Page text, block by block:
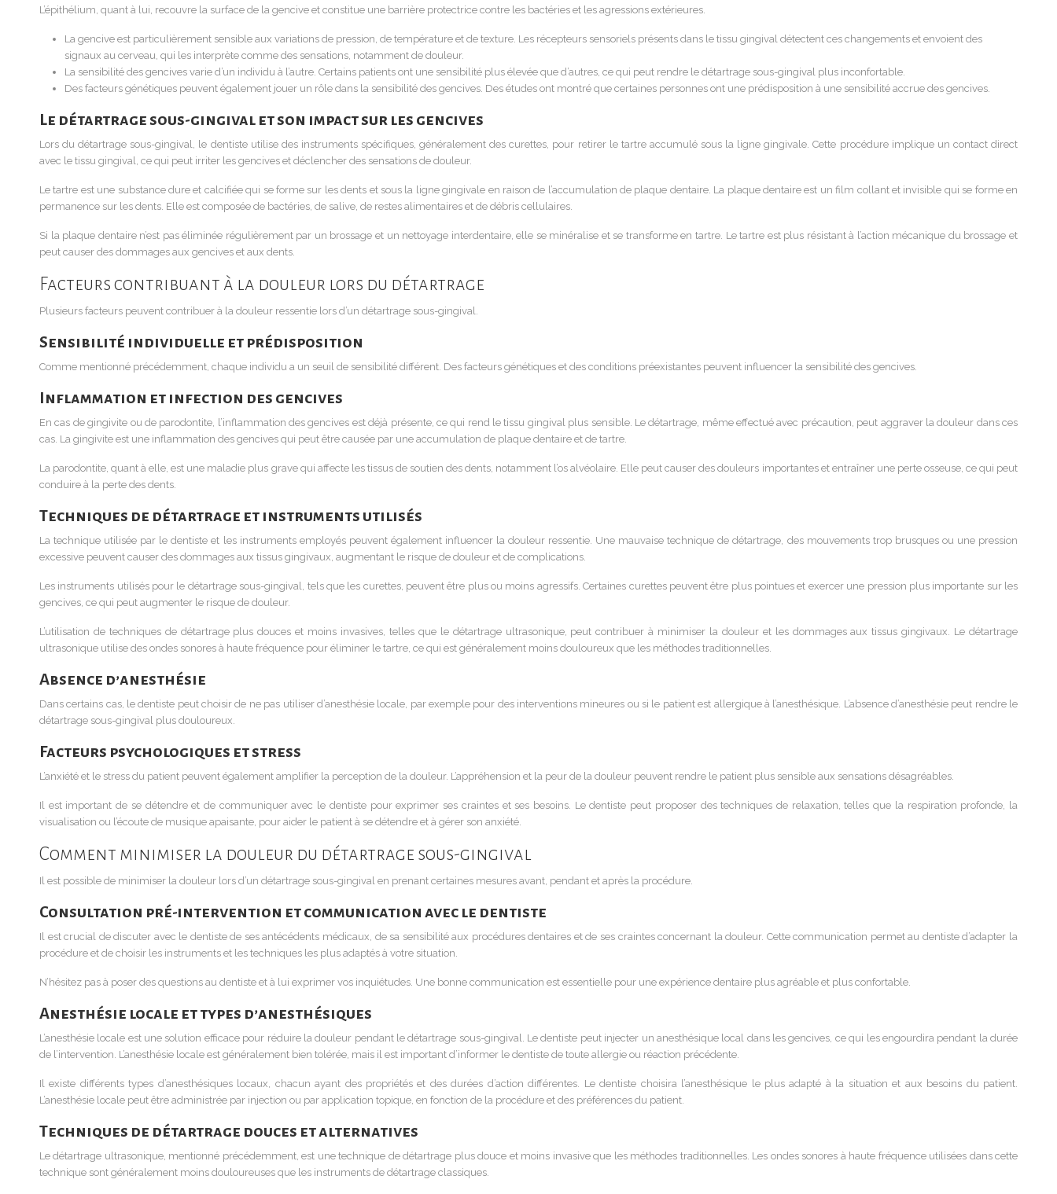
L’épithélium, quant à lui, recouvre la surface de la gencive et constitue une barrière protectrice contre les bactéries et les agressions extérieures.
La gencive est particulièrement sensible aux variations de pression, de température et de texture. Les récepteurs sensoriels présents dans le tissu gingival détectent ces changements et envoient des
signaux au cerveau, qui les interprète comme des sensations, notamment de douleur.
La sensibilité des gencives varie d’un individu à l’autre. Certains patients ont une sensibilité plus élevée que d’autres, ce qui peut rendre le détartrage sous-gingival plus inconfortable.
Des facteurs génétiques peuvent également jouer un rôle dans la sensibilité des gencives. Des études ont montré que certaines personnes ont une prédisposition à une sensibilité accrue des gencives.
Le détartrage sous-gingival et son impact sur les gencives
Lors du détartrage sous-gingival, le dentiste utilise des instruments spécifiques, généralement des curettes, pour retirer le tartre accumulé sous la ligne gingivale. Cette procédure implique un contact direct
avec le tissu gingival, ce qui peut irriter les gencives et déclencher des sensations de douleur.
Le tartre est une substance dure et calcifiée qui se forme sur les dents et sous la ligne gingivale en raison de l’accumulation de plaque dentaire. La plaque dentaire est un film collant et invisible qui se forme en
permanence sur les dents. Elle est composée de bactéries, de salive, de restes alimentaires et de débris cellulaires.
Si la plaque dentaire n’est pas éliminée régulièrement par un brossage et un nettoyage interdentaire, elle se minéralise et se transforme en tartre. Le tartre est plus résistant à l’action mécanique du brossage et
peut causer des dommages aux gencives et aux dents.
Facteurs contribuant à la douleur lors du détartrage
Plusieurs facteurs peuvent contribuer à la douleur ressentie lors d’un détartrage sous-gingival.
Sensibilité individuelle et prédisposition
Comme mentionné précédemment, chaque individu a un seuil de sensibilité différent. Des facteurs génétiques et des conditions préexistantes peuvent influencer la sensibilité des gencives.
Inflammation et infection des gencives
En cas de gingivite ou de parodontite, l’inflammation des gencives est déjà présente, ce qui rend le tissu gingival plus sensible. Le détartrage, même effectué avec précaution, peut aggraver la douleur dans ces
cas. La gingivite est une inflammation des gencives qui peut être causée par une accumulation de plaque dentaire et de tartre.
La parodontite, quant à elle, est une maladie plus grave qui affecte les tissus de soutien des dents, notamment l’os alvéolaire. Elle peut causer des douleurs importantes et entraîner une perte osseuse, ce qui peut
conduire à la perte des dents.
Techniques de détartrage et instruments utilisés
La technique utilisée par le dentiste et les instruments employés peuvent également influencer la douleur ressentie. Une mauvaise technique de détartrage, des mouvements trop brusques ou une pression
excessive peuvent causer des dommages aux tissus gingivaux, augmentant le risque de douleur et de complications.
Les instruments utilisés pour le détartrage sous-gingival, tels que les curettes, peuvent être plus ou moins agressifs. Certaines curettes peuvent être plus pointues et exercer une pression plus importante sur les
gencives, ce qui peut augmenter le risque de douleur.
L’utilisation de techniques de détartrage plus douces et moins invasives, telles que le détartrage ultrasonique, peut contribuer à minimiser la douleur et les dommages aux tissus gingivaux. Le détartrage
ultrasonique utilise des ondes sonores à haute fréquence pour éliminer le tartre, ce qui est généralement moins douloureux que les méthodes traditionnelles.
Absence d’anesthésie
Dans certains cas, le dentiste peut choisir de ne pas utiliser d’anesthésie locale, par exemple pour des interventions mineures ou si le patient est allergique à l’anesthésique. L’absence d’anesthésie peut rendre le
détartrage sous-gingival plus douloureux.
Facteurs psychologiques et stress
L’anxiété et le stress du patient peuvent également amplifier la perception de la douleur. L’appréhension et la peur de la douleur peuvent rendre le patient plus sensible aux sensations désagréables.
Il est important de se détendre et de communiquer avec le dentiste pour exprimer ses craintes et ses besoins. Le dentiste peut proposer des techniques de relaxation, telles que la respiration profonde, la
visualisation ou l’écoute de musique apaisante, pour aider le patient à se détendre et à gérer son anxiété.
Comment minimiser la douleur du détartrage sous-gingival
Il est possible de minimiser la douleur lors d’un détartrage sous-gingival en prenant certaines mesures avant, pendant et après la procédure.
Consultation pré-intervention et communication avec le dentiste
Il est crucial de discuter avec le dentiste de ses antécédents médicaux, de sa sensibilité aux procédures dentaires et de ses craintes concernant la douleur. Cette communication permet au dentiste d’adapter la
procédure et de choisir les instruments et les techniques les plus adaptés à votre situation.
N’hésitez pas à poser des questions au dentiste et à lui exprimer vos inquiétudes. Une bonne communication est essentielle pour une expérience dentaire plus agréable et plus confortable.
Anesthésie locale et types d’anesthésiques
L’anesthésie locale est une solution efficace pour réduire la douleur pendant le détartrage sous-gingival. Le dentiste peut injecter un anesthésique local dans les gencives, ce qui les engourdira pendant la durée
de l’intervention. L’anesthésie locale est généralement bien tolérée, mais il est important d’informer le dentiste de toute allergie ou réaction précédente.
Il existe différents types d’anesthésiques locaux, chacun ayant des propriétés et des durées d’action différentes. Le dentiste choisira l’anesthésique le plus adapté à la situation et aux besoins du patient.
L’anesthésie locale peut être administrée par injection ou par application topique, en fonction de la procédure et des préférences du patient.
Techniques de détartrage douces et alternatives
Le détartrage ultrasonique, mentionné précédemment, est une technique de détartrage plus douce et moins invasive que les méthodes traditionnelles. Les ondes sonores à haute fréquence utilisées dans cette
technique sont généralement moins douloureuses que les instruments de détartrage classiques.